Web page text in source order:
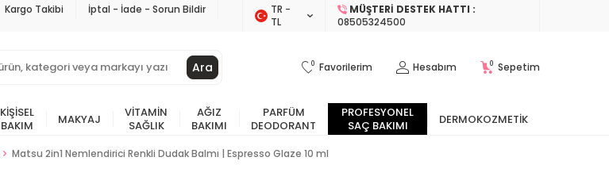
Kargo Takibi İptal - İade - Sorun Bildir
TR −
TL
MÜŞTERI DESTEK HATTI :
08505324500
Ara 0 Favorilerim Hesabım 0 Sepetim
KIŞISEL
BAKIM
MAKYAJ
VITAMIN
SAĞLIK
AĞIZ
BAKIMI
PARFÜM
DEODORANT
PROFESYONEL
SAÇ BAKIMI
DERMOKOZMETIK
Matsu 2in1 Nemlendirici Renkli Dudak Balmı | Espresso Glaze 10 ml